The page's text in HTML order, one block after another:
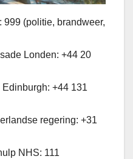
999 (politie, brandweer,
Londen: +44 20
+44 131
regering: +31
NHS: 111